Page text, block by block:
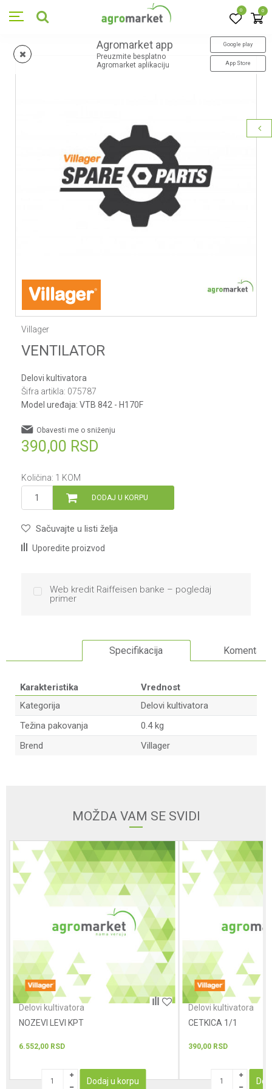
0 0
Agromarket app
Preuzmite besplatno
Agromarket aplikaciju
Google play
App Store
Villager
VENTILATOR
Delovi kultivatora
Šifra artikla: 075787
Model uređaja: VTB 842 - H170F
390,00 RSD
Obavesti me o sniženju
Količina: 1 KOM
DODAJ U KORPU
Sačuvajte u listi želja
Uporedite proizvod
Web kredit Raiffeisen banke – pogledaj
primer
Specifikacija Komentari
Karakteristika
Vrednost
Kategorija
Delovi kultivatora
Težina pakovanja
0.4 kg
Brend
Villager
Poruka
POŠALJI
MOŽDA VAM SE SVIDI
Delovi kultivatora
NOZEVI LEVI KPT
6.552,00 RSD
Dodaj u korpu
Delovi kultivatora
CETKICA 1/1
390,00 RSD